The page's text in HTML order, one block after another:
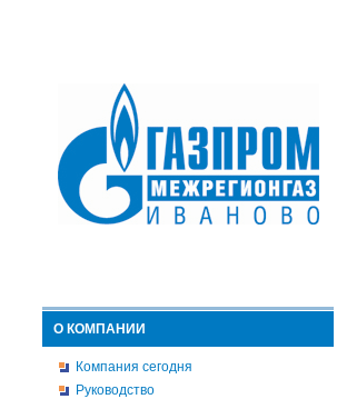
О КОМПАНИИ
Компания сегодня
Руководство